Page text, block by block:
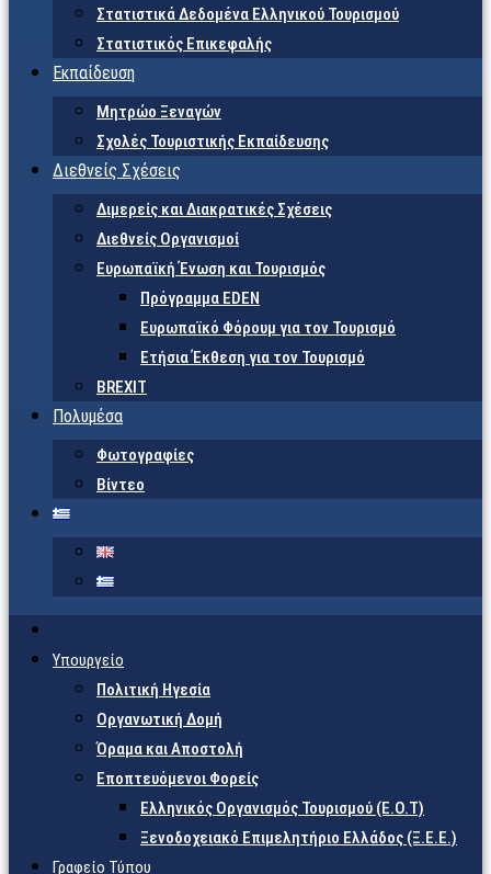
Στατιστικά Δεδομένα Ελληνικού Τουρισμού
Στατιστικός Επικεφαλής
Εκπαίδευση
Μητρώο Ξεναγών
Σχολές Τουριστικής Εκπαίδευσης
Διεθνείς Σχέσεις
Διμερείς και Διακρατικές Σχέσεις
Διεθνείς Οργανισμοί
Ευρωπαϊκή Ένωση και Τουρισμός
Πρόγραμμα EDEN
Ευρωπαϊκό Φόρουμ για τον Τουρισμό
Ετήσια Έκθεση για τον Τουρισμό
BREXIT
Πολυμέσα
Φωτογραφίες
Βίντεο
Υπουργείο
Πολιτική Ηγεσία
Οργανωτική Δομή
Όραμα και Αποστολή
Εποπτευόμενοι Φορείς
Eλληνικός Οργανισμός Τουρισμού (Ε.Ο.Τ)
Ξενοδοχειακό Επιμελητήριο Ελλάδος (Ξ.Ε.Ε.)
Γραφείο Τύπου